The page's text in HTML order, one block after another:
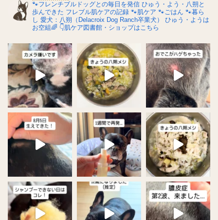
🐾フレンチブルドッグとの毎日を発信 ひゅう・よう・八朔と
歩んできた フレブル肌ケアの記録 🐾肌ケア 🐾ごはん 🐾暮ら
し 愛犬：八朔（Delacroix Dog Ranch卒業犬）
ひゅう・ようは
お空組🌈 👇肌ケア図書館・ショップはこちら